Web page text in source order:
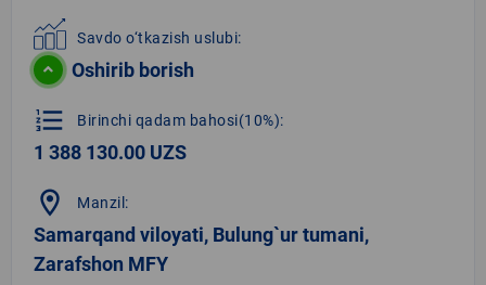
Savdo o‘tkazish uslubi:
Oshirib borish
format_list_numbered Birinchi qadam bahosi(10%):
1 388 130.00 UZS
location_on Manzil:
Samarqand viloyati, Bulung`ur tumani,
Zarafshon MFY